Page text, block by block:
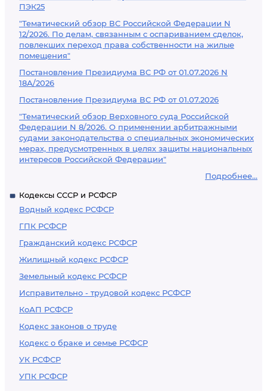
ПЭК25
"Тематический обзор ВС Российской Федерации N
12/2026. По делам, связанным с оспариванием сделок,
повлекших переход права собственности на жилые
помещения"
Постановление Президиума ВС РФ от 01.07.2026 N
18А/2026
Постановление Президиума ВС РФ от 01.07.2026
"Тематический обзор Верховного суда Российской
Федерации N 8/2026. О применении арбитражными
судами законодательства о специальных экономических
мерах, предусмотренных в целях защиты национальных
интересов Российской Федерации"
Подробнее...
Кодексы СССР и РСФСР
Водный кодекс РСФСР
ГПК РСФСР
Гражданский кодекс РСФСР
Жилищный кодекс РСФСР
Земельный кодекс РСФСР
Исправительно - трудовой кодекс РСФСР
КоАП РСФСР
Кодекс законов о труде
Кодекс о браке и семье РСФСР
УК РСФСР
УПК РСФСР